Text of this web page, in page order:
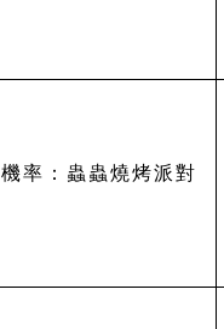
機率：蟲蟲燒烤派對